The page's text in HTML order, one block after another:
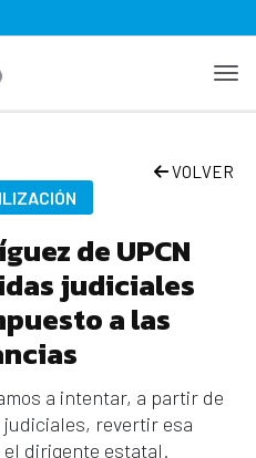
VOLVER
de UPCN
judiciales
a las
a intentar, a partir de
revertir esa
dirigente estatal.